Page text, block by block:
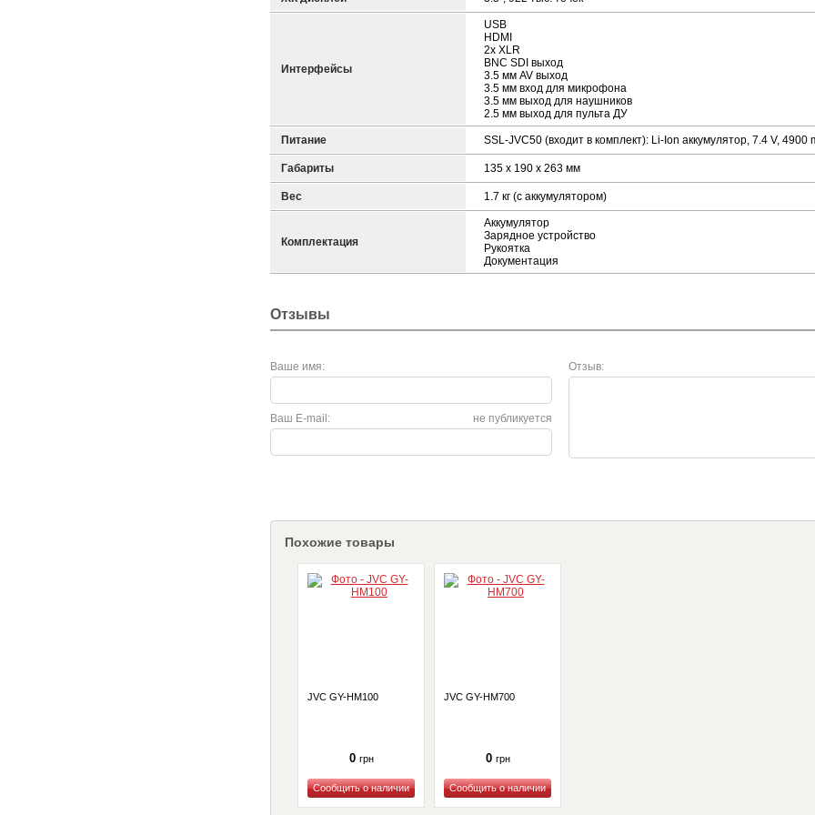
Интерфейсы
USB
HDMI
2x XLR
BNC SDI выход
3.5 мм AV выход
3.5 мм вход для микрофона
3.5 мм выход для наушников
2.5 мм выход для пульта ДУ
Питание SSL-JVC50 (входит в комплект): Li-Ion аккумулятор, 7.4 V, 4900
Габариты 135 x 190 x 263 мм
Вес 1.7 кг (с аккумулятором)
Комплектация
Аккумулятор
Зарядное устройство
Рукоятка
Документация
Отзывы
Ваше имя: Отзыв:
не публикуется
Ваш E-mail:
Похожие товары
JVC GY-HM100
0 грн
Купить
JVC GY-HM700
0 грн
Купить